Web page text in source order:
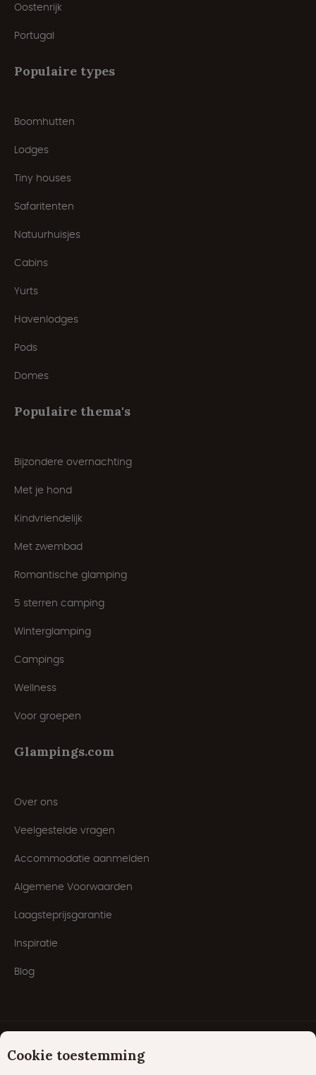
Oostenrijk
Portugal
Populaire types
Boomhutten
Lodges
Tiny houses
Safaritenten
Natuurhuisjes
Cabins
Yurts
Havenlodges
Pods
Domes
Populaire thema's
Bijzondere overnachting
Met je hond
Kindvriendelijk
Met zwembad
Romantische glamping
5 sterren camping
Winterglamping
Campings
Wellness
Voor groepen
Glampings.com
Over ons
Veelgestelde vragen
Accommodatie aanmelden
Algemene Voorwaarden
Laagsteprijsgarantie
Inspiratie
Blog
Cookie toestemming